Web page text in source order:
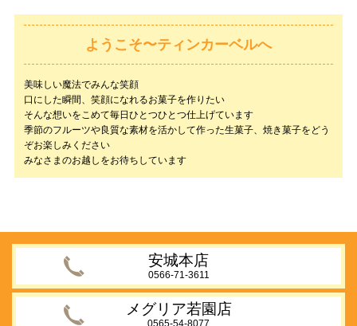
ようこそ〜ティンカーベルへ
美味しい魔法でみんな笑顔
口にした瞬間、笑顔になれるお菓子を作りたい
そんな想いをこめて毎日ひとつひとつ仕上げています
季節のフルーツや良質な素材を活かして作った生菓子、焼き菓子をどう
ぞお楽しみください
みなさまのお越しをお待ちしています
安城本店
0566-71-3611
メグリア若園店
0565-54-8077